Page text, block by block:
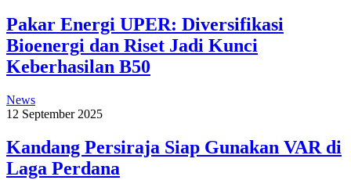
Pakar Energi UPER: Diversifikasi
Bioenergi dan Riset Jadi Kunci
Keberhasilan B50
News
12 September 2025
Kandang Persiraja Siap Gunakan VAR di
Laga Perdana